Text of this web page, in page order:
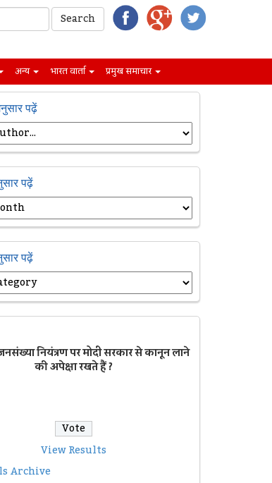
अन्य भारत वार्ता प्रमुख समाचार
पढ़ें
पढ़ें
पढ़ें
नियंत्रण पर मोदी सरकार से कानून लाने
की अपेक्षा रखते हैं ?
View Results
Archive